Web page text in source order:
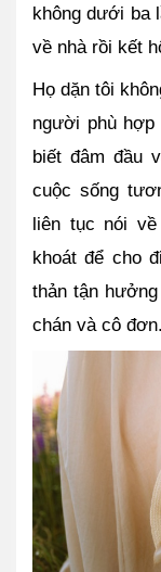
không dưới ba
về nhà rồi kết
Họ dặn tôi
người phù
biết đâm đầu
cuộc sống
liên tục nói
khoát để cho
thản tận
chán và cô đơn.